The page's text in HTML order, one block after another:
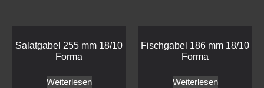
Salatgabel 255 mm 18/10
Forma
Weiterlesen
Fischgabel 186 mm 18/10
Forma
Weiterlesen